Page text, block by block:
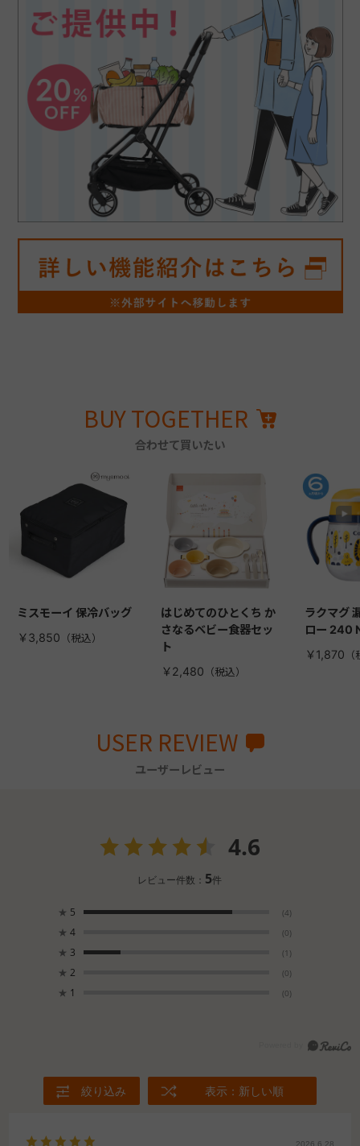
BUY TOGETHER
合わせて買いたい
ミスモーイ 保冷バッグ
￥3,850
はじめてのひとくち か
さなるベビー食器セッ
ト
￥2,480
ラクマグ
ロー 240
￥1,870
USER REVIEW
ユーザーレビュー
4.6
レビュー件数： 5件
★ 5 (4)
★ 4 (0)
★ 3 (1)
★ 2 (0)
★ 1 (0)
絞り込み 表示：新しい順
2026.6.28